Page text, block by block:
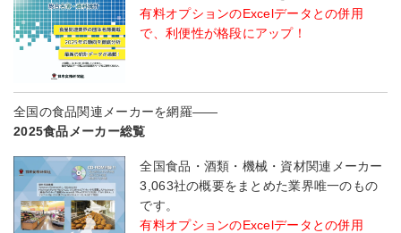
有料オプションのExcelデータとの併用
で、利便性が格段にアップ！
全国の食品関連メーカーを網羅――
2025食品メーカー総覧
全国食品・酒類・機械・資材関連メーカー
3,063社の概要をまとめた業界唯一のもの
です。
有料オプションのExcelデータとの併用